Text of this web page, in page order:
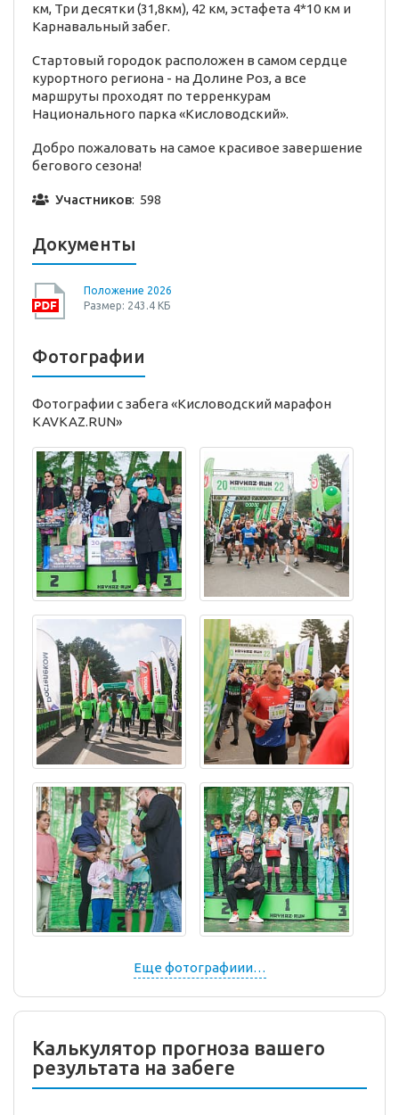
км, Три десятки (31,8км), 42 км, эстафета 4*10 км и
Карнавальный забег.
Стартовый городок расположен в самом сердце
курортного региона - на Долине Роз, а все
маршруты проходят по терренкурам
Национального парка «Кисловодский».
Добро пожаловать на самое красивое завершение
бегового сезона!
Участников: 598
Документы
Положение 2026
Размер: 243.4 КБ
Фотографии
Фотографии с забега «Кисловодский марафон
KAVKAZ.RUN»
Еще фотографиии…
Калькулятор прогноза вашего
результата на забеге